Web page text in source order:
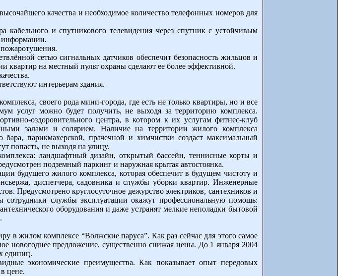
качества и необходимое количество телефонных номеров для
кабельного и спутникового телевидения через спутник с устойчивым
информации.
пожаротушения.
сетью сигнальных датчиков обеспечит безопасность жильцов и
на местный пульт охраны сделают ее более эффективной.
интерьерам здания.
своего рода мини-города, где есть не только квартиры, но и все
услуг можно будет получить, не выходя за территорию комплекса.
оздоровительного центра, в котором к их услугам фитнес-клуб
залами и солярием. Наличие на территории жилого комплекса
бара, парикмахерской, прачечной и химчистки создаст максимальный
попасть, не выходя на улицу.
ландшафтный дизайн, открытый бассейн, теннисные корты и
подземный паркинг и наружная крытая автостоянка.
будущего жилого комплекса, которая обеспечит в будущем чистоту и
диспетчера, садовника и службы уборки квартир. Инженерные
Предусмотрено круглосуточное дежурство электриков, сантехников и
службы эксплуатации окажут профессиональную помощь:
оборудования и даже устранят мелкие неполадки бытовой
в жилом комплексе “Волжские паруса”. Как раз сейчас для этого самое
новогоднее предложение, существенно снижая цены. До 1 января 2004
единиц.
экономические преимущества. Как показывает опыт передовых
цене.